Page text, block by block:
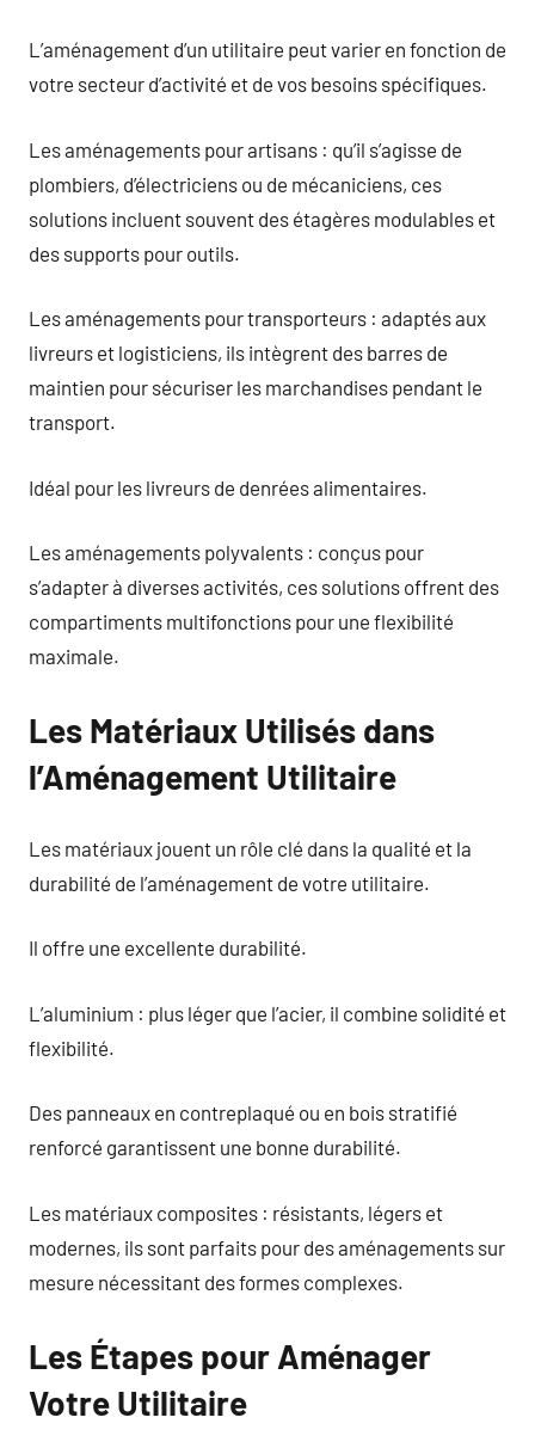
L’aménagement d’un utilitaire peut varier en fonction de
votre secteur d’activité et de vos besoins spécifiques.
Les aménagements pour artisans : qu’il s’agisse de
plombiers, d’électriciens ou de mécaniciens, ces
solutions incluent souvent des étagères modulables et
des supports pour outils.
Les aménagements pour transporteurs : adaptés aux
livreurs et logisticiens, ils intègrent des barres de
maintien pour sécuriser les marchandises pendant le
transport.
Idéal pour les livreurs de denrées alimentaires.
Les aménagements polyvalents : conçus pour
s’adapter à diverses activités, ces solutions offrent des
compartiments multifonctions pour une flexibilité
maximale.
Les Matériaux Utilisés dans
l’Aménagement Utilitaire
Les matériaux jouent un rôle clé dans la qualité et la
durabilité de l’aménagement de votre utilitaire.
Il offre une excellente durabilité.
L’aluminium : plus léger que l’acier, il combine solidité et
flexibilité.
Des panneaux en contreplaqué ou en bois stratifié
renforcé garantissent une bonne durabilité.
Les matériaux composites : résistants, légers et
modernes, ils sont parfaits pour des aménagements sur
mesure nécessitant des formes complexes.
Les Étapes pour Aménager
Votre Utilitaire